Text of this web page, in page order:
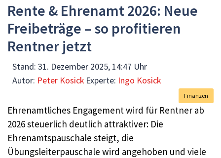
Rente & Ehrenamt 2026: Neue
Freibeträge – so profitieren
Rentner jetzt
Stand: 31. Dezember 2025, 14:47 Uhr
Autor: Peter Kosick Experte: Ingo Kosick
Finanzen
Ehrenamtliches Engagement wird für Rentner ab
2026 steuerlich deutlich attraktiver: Die
Ehrenamtspauschale steigt, die
Übungsleiterpauschale wird angehoben und viele